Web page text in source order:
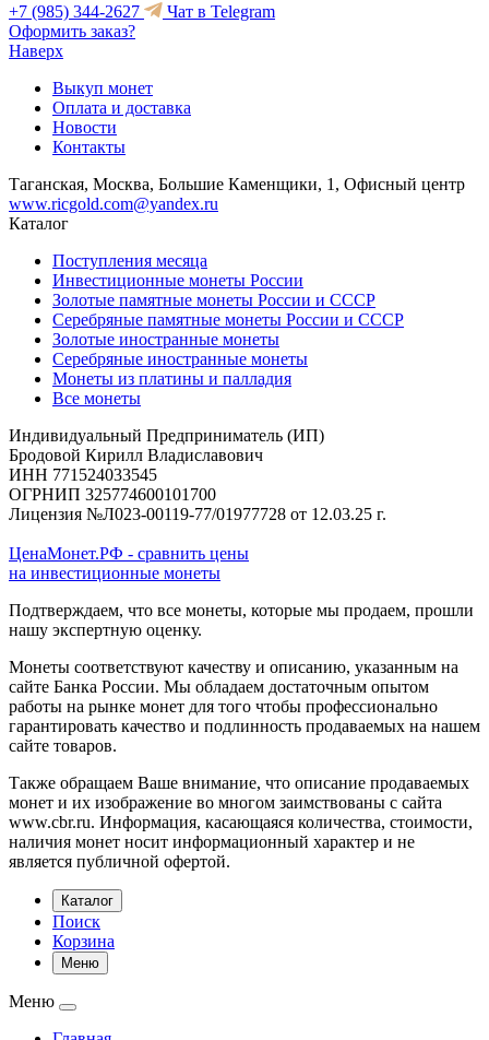
+7 (985) 344-2627
Чат в Telegram
Оформить заказ?
Наверх
Выкуп монет
Оплата и доставка
Новости
Контакты
Таганская, Москва, Большие Каменщики, 1, Офисный центр
www.ricgold.com@yandex.ru
Каталог
Поступления месяца
Инвестиционные монеты России
Золотые памятные монеты России и СССР
Серебряные памятные монеты России и СССР
Золотые иностранные монеты
Серебряные иностранные монеты
Монеты из платины и палладия
Все монеты
Индивидуальный Предприниматель (ИП)
Бродовой Кирилл Владиславович
ИНН 771524033545
ОГРНИП 325774600101700
Лицензия №Л023-00119-77/01977728 от 12.03.25 г.
ЦенаМонет.РФ - сравнить цены
на инвестиционные монеты
Подтверждаем, что все монеты, которые мы продаем, прошли
нашу экспертную оценку.
Монеты соответствуют качеству и описанию, указанным на
сайте Банка России. Мы обладаем достаточным опытом
работы на рынке монет для того чтобы профессионально
гарантировать качество и подлинность продаваемых на нашем
сайте товаров.
Также обращаем Ваше внимание, что описание продаваемых
монет и их изображение во многом заимствованы с сайта
www.cbr.ru. Информация, касающаяся количества, стоимости,
наличия монет носит информационный характер и не
является публичной офертой.
Каталог
Поиск
Корзина
Меню
Меню